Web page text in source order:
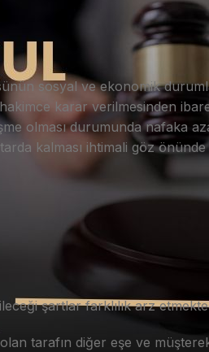
sosyal ve ekonomik
karar verilmesinden
olması durumunda nafaka
kalması ihtimali göz
şartlar farklılık arz
tarafın diğer eşe ve